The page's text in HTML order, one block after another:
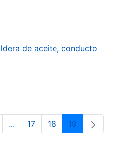
de aceite, conducto
...Pàgines intermèdies
Pàgina
17 Pàgina
18 Pàgina
19